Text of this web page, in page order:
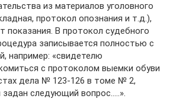
из материалов уголовного
протокол опознания и т.д.),
показания. В протокол судебного
записывается полностью с
например: «свидетелю
с протоколом выемки обуви
дела № 123-126 в томе № 2,
следующий вопрос…..».